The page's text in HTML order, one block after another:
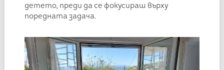
детето, преди да се фокусираш върху
поредната задача.